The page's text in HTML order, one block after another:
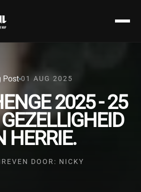
Post 01 AUG 2025
2025 - 25
HERRIE.
DOOR: NICKY